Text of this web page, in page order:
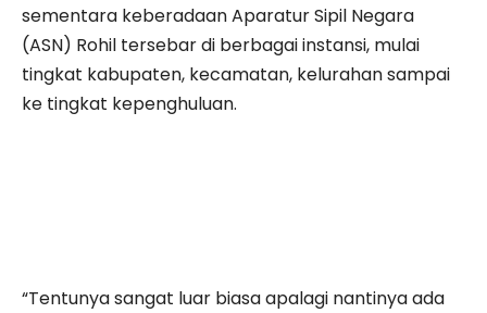
sementara keberadaan Aparatur Sipil Negara
(ASN) Rohil tersebar di berbagai instansi, mulai
tingkat kabupaten, kecamatan, kelurahan sampai
ke tingkat kepenghuluan.
“Tentunya sangat luar biasa apalagi nantinya ada